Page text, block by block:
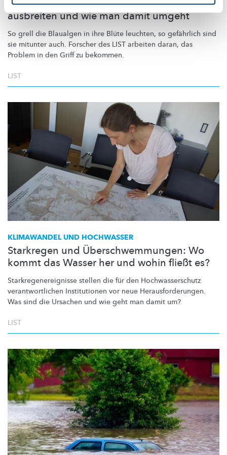
Blaualgen: Warum sie sich immer schneller
ausbreiten und wie man damit umgeht
So grell die Blaualgen in ihre Blüte leuchten, so gefährlich sind
sie mitunter auch. Forscher des LIST arbeiten daran, das
Problem in den Griff zu bekommen.
LIST
KLIMAWANDEL UND HOCHWASSER
Starkregen und Überschwemmungen: Wo
kommt das Wasser her und wohin fließt es?
Starkregenereignisse stellen die für den Hochwasserschutz
verantwortlichen Institutionen vor neue Herausforderungen.
Was sind die Ursachen und wie geht man damit um?
LIST